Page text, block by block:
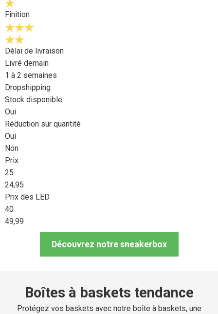
Finition
Délai de livraison
Livré demain
1 à 2 semaines
Dropshipping
Stock disponible
Oui
Réduction sur quantité
Oui
Non
Prix
25
24,95
Prix des LED
40
49,99
Découvrez notre sneakerbox
Boîtes à baskets tendance
Protégez vos baskets avec notre boîte à baskets, une